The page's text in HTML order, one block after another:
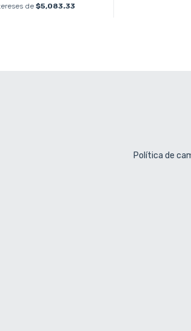
de $5,083.33
Política de